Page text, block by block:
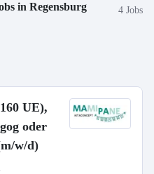
in Regensburg 4 Jobs
UE),
oder
w/d)